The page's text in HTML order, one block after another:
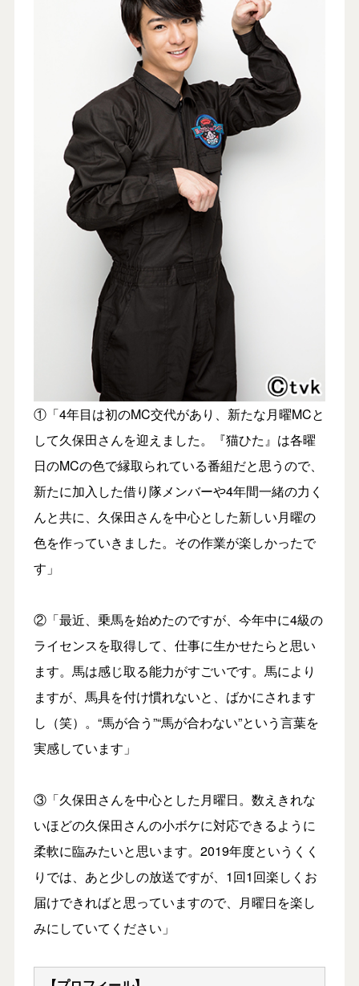
①「4年目は初のMC交代があり、新たな月曜MCと
して久保田さんを迎えました。『猫ひた』は各曜
日のMCの色で縁取られている番組だと思うので、
新たに加入した借り隊メンバーや4年間一緒の力く
んと共に、久保田さんを中心とした新しい月曜の
色を作っていきました。その作業が楽しかったで
す」
②「最近、乗馬を始めたのですが、今年中に4級の
ライセンスを取得して、仕事に生かせたらと思い
ます。馬は感じ取る能力がすごいです。馬により
ますが、馬具を付け慣れないと、ばかにされます
し（笑）。“馬が合う”“馬が合わない”という言葉を
実感しています」
③「久保田さんを中心とした月曜日。数えきれな
いほどの久保田さんの小ボケに対応できるように
柔軟に臨みたいと思います。2019年度というくく
りでは、あと少しの放送ですが、1回1回楽しくお
届けできればと思っていますので、月曜日を楽し
みにしていてください」